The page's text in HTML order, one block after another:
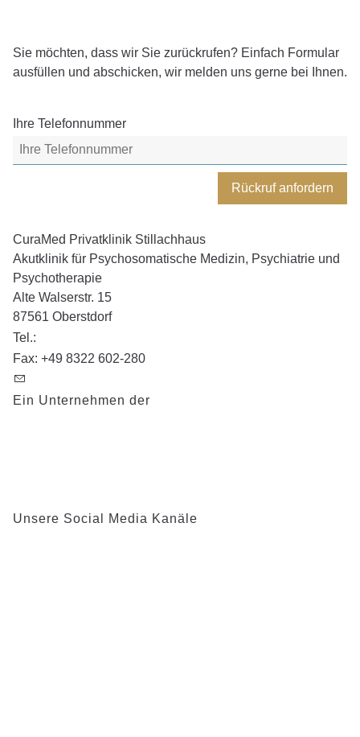
Sie möchten, dass wir Sie zurückrufen? Einfach Formular
ausfüllen und abschicken, wir melden uns gerne bei Ihnen.
Ihre Telefonnummer
Rückruf anfordern
CuraMed Privatklinik Stillachhaus
Akutklinik für Psychosomatische Medizin, Psychiatrie und
Psychotherapie
Alte Walserstr. 15
87561 Oberstdorf
Tel.:
Fax: +49 8322 602-280
Ein Unternehmen der
Unsere Social Media Kanäle